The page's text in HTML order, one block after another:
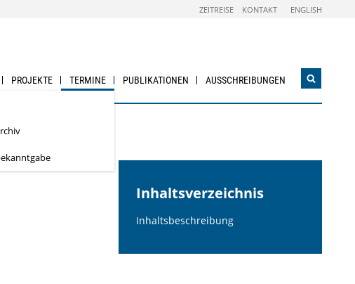
ZEITREISE KONTAKT ENGLISH
PROJEKTE TERMINE PUBLIKATIONEN AUSSCHREIBUNGEN
Inhaltsverzeichnis
Inhaltsbeschreibung